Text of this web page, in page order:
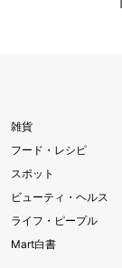
雑貨
フード・レシピ
スポット
ビューティ・ヘルス
ライフ・ピープル
Mart白書